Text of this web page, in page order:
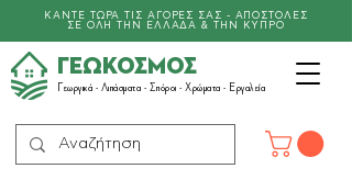
ΚΑΝΤΕ ΤΩΡΑ ΤΙΣ ΑΓΟΡΕΣ ΣΑΣ - ΑΠΟΣΤΟΛΕΣ
ΣΕ ΟΛΗ ΤΗΝ ΕΛΛΑΔΑ & ΤΗΝ ΚΥΠΡΟ
ΓΕΩΚΟΣΜΟΣ
Γεωργικά - Λιπάσματα - Σπόροι - Χρώματα - Εργαλεία